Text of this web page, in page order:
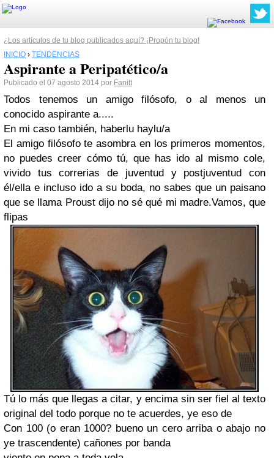
¿Los artículos de tu blog publicados aquí? ¡Propón tu blog!
INICIO › TENDENCIAS
Aspirante a Peripatético/a
Publicado el 07 agosto 2014 por Fanitt
Todos tenemos un amigo filósofo, o al menos un
conocido aspirante a.....
En mi caso también, haberlu haylu/a
El amigo filósofo te asombra en los primeros momentos,
no puedes creer cómo tú, que has ido al mismo cole,
vivido tus correrias de juventud y postjuventud con
él/ella e incluso ido a su boda, no sabes que un paisano
que se llama Proust dijo no sé qué mi madre.Vamos, que
flipas
Tú lo más que llegas a citar, y encima sin ser fiel al texto
original del todo porque no te acuerdes, ye eso de
Con 100 (o eran 1000? bueno un cero arriba o abajo no
ye trascendente) cañones por banda